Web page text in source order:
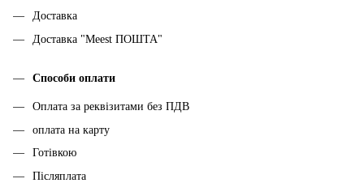
Доставка
Доставка "Meest ПОШТА"
Способи оплати
Оплата за реквізитами без ПДВ
оплата на карту
Готівкою
Післяплата